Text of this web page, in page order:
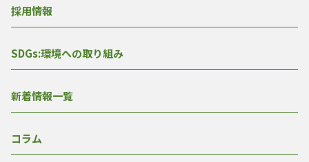
採用情報
SDGs:環境への取り組み
新着情報一覧
コラム